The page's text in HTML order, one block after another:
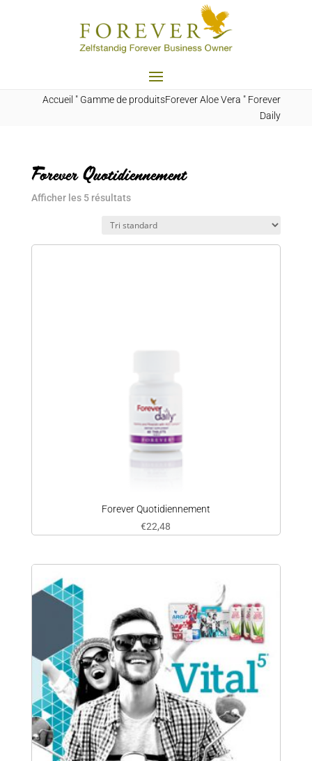
Accueil " Gamme de produitsForever Aloe Vera " Forever
Daily
Forever Quotidiennement
Afficher les 5 résultats
Forever Quotidiennement
€22,48